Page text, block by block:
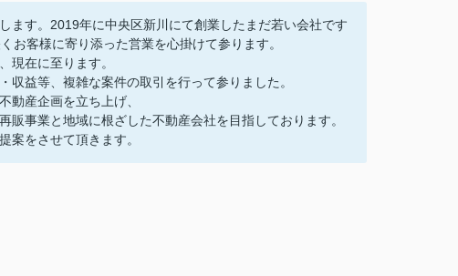
ます。2019年に中央区新川にて創業したまだ若い会社です
お客様に寄り添った営業を心掛けて参ります。
現在に至ります。
益等、複雑な案件の取引を行って参りました。
動産企画を立ち上げ、
事業と地域に根ざした不動産会社を目指しております。
案をさせて頂きます。